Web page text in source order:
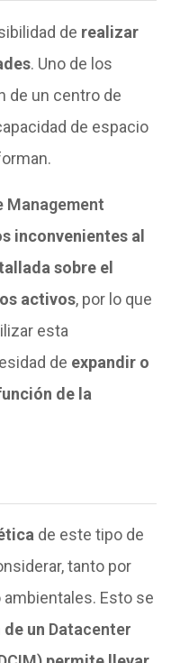
de realizar
. Uno de los
de un centro de
de espacio
inconvenientes al
sobre el
activos, por lo que
esta
de expandir o
de la
de este tipo de
tanto por
Esto se
un Datacenter